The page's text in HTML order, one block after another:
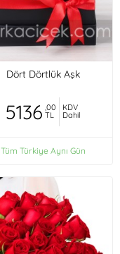
Dört Dörtlük Aşk
5136 ,00
TL
KDV
Dahil
Tüm Türkiye Aynı Gün